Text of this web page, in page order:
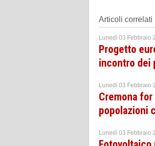
Articoli correlati
Lunedì 03 Febbraio
Progetto
incontro dei
Lunedì 03 Febbraio
Cremona
popolazioni
Lunedì 03 Febbraio